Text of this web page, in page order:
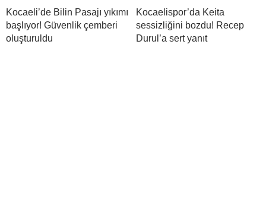
Kocaeli’de Bilin Pasajı yıkımı
başlıyor! Güvenlik çemberi
oluşturuldu
Kocaelispor’da Keita
sessizliğini bozdu! Recep
Durul’a sert yanıt